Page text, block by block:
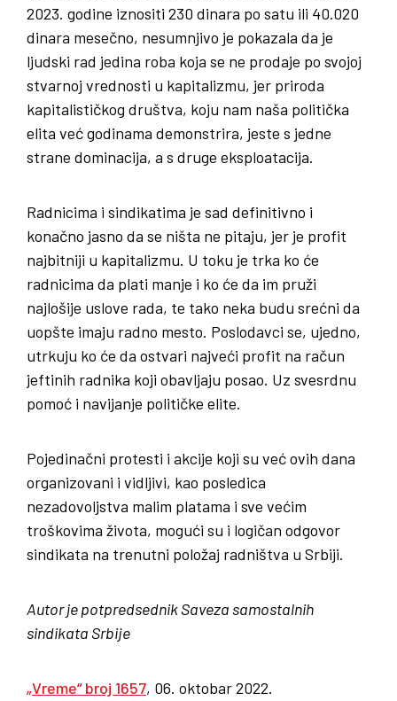
2023. godine iznositi 230 dinara po satu ili 40.020
dinara mesečno, nesumnjivo je pokazala da je
ljudski rad jedina roba koja se ne prodaje po svojoj
stvarnoj vrednosti u kapitalizmu, jer priroda
kapitalističkog društva, koju nam naša politička
elita već godinama demonstrira, jeste s jedne
strane dominacija, a s druge eksploatacija.
Radnicima i sindikatima je sad definitivno i
konačno jasno da se ništa ne pitaju, jer je profit
najbitniji u kapitalizmu. U toku je trka ko će
radnicima da plati manje i ko će da im pruži
najlošije uslove rada, te tako neka budu srećni da
uopšte imaju radno mesto. Poslodavci se, ujedno,
utrkuju ko će da ostvari najveći profit na račun
jeftinih radnika koji obavljaju posao. Uz svesrdnu
pomoć i navijanje političke elite.
Pojedinačni protesti i akcije koji su već ovih dana
organizovani i vidljivi, kao posledica
nezadovoljstva malim platama i sve većim
troškovima života, mogući su i logičan odgovor
sindikata na trenutni položaj radništva u Srbiji.
Autor je potpredsednik Saveza samostalnih
sindikata Srbije
„Vreme“ broj 1657, 06. oktobar 2022.